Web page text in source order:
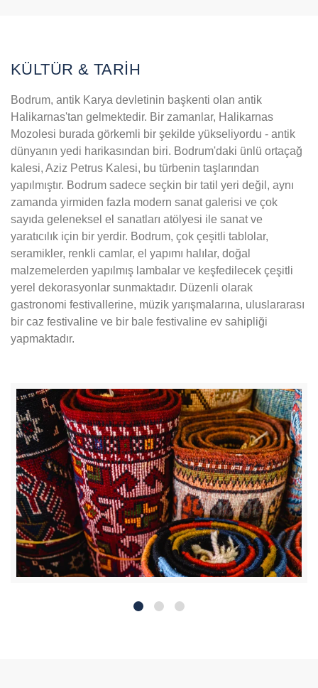
KÜLTÜR & TARİH
Bodrum, antik Karya devletinin başkenti olan antik
Halikarnas'tan gelmektedir. Bir zamanlar, Halikarnas
Mozolesi burada görkemli bir şekilde yükseliyordu - antik
dünyanın yedi harikasından biri. Bodrum'daki ünlü ortaçağ
kalesi, Aziz Petrus Kalesi, bu türbenin taşlarından
yapılmıştır. Bodrum sadece seçkin bir tatil yeri değil, aynı
zamanda yirmiden fazla modern sanat galerisi ve çok
sayıda geleneksel el sanatları atölyesi ile sanat ve
yaratıcılık için bir yerdir. Bodrum, çok çeşitli tablolar,
seramikler, renkli camlar, el yapımı halılar, doğal
malzemelerden yapılmış lambalar ve keşfedilecek çeşitli
yerel dekorasyonlar sunmaktadır. Düzenli olarak
gastronomi festivallerine, müzik yarışmalarına, uluslararası
bir caz festivaline ve bir bale festivaline ev sahipliği